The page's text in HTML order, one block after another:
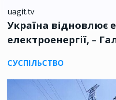
uagit.tv
Україна відновлює
електроенергії, –
СУСПІЛЬСТВО